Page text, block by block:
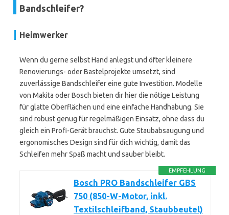
Bandschleifer?
Heimwerker
Wenn du gerne selbst Hand anlegst und öfter kleinere
Renovierungs- oder Bastelprojekte umsetzt, sind
zuverlässige Bandschleifer eine gute Investition. Modelle
von Makita oder Bosch bieten dir hier die nötige Leistung
für glatte Oberflächen und eine einfache Handhabung. Sie
sind robust genug für regelmäßigen Einsatz, ohne dass du
gleich ein Profi-Gerät brauchst. Gute Staubabsaugung und
ergonomisches Design sind für dich wichtig, damit das
Schleifen mehr Spaß macht und sauber bleibt.
EMPFEHLUNG
Bosch PRO Bandschleifer GBS
750 (850-W-Motor, inkl.
Textilschleifband, Staubbeutel)